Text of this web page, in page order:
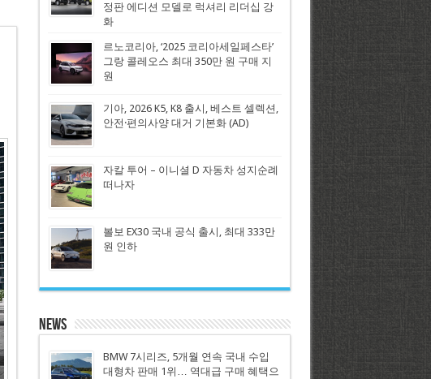
정판 에디션 모델로 럭셔리 리더십 강
화
르노코리아, ‘2025 코리아세일페스타’
그랑 콜레오스 최대 350만 원 구매 지
원
기아, 2026 K5, K8 출시, 베스트 셀렉션,
안전·편의사양 대거 기본화 (AD)
자칼 투어 – 이니셜 D 자동차 성지순례
떠나자
볼보 EX30 국내 공식 출시, 최대 333만
원 인하
News
BMW 7시리즈, 5개월 연속 국내 수입
대형차 판매 1위… 역대급 구매 혜택으